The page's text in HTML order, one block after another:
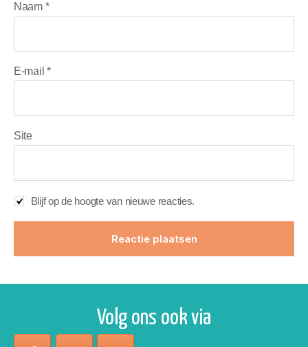
Naam *
E-mail*
Site
Blijf op de hoogte van nieuwe reacties.
Volg ons ook via